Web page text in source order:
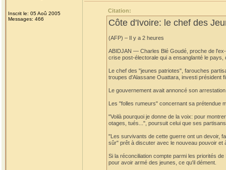
Inscrit le: 05 Aoû 2005
Messages: 466
Citation:
Côte d'Ivoire: le chef des
(AFP) – Il y a 2 heures
ABIDJAN — Charles Blé Goudé, proche de
crise post-électorale qui a ensanglanté le pays,
Le chef des "jeunes patriotes", farouches
troupes d'Alassane Ouattara, investi président
Le gouvernement avait annoncé son
Les "folles rumeurs" concernant sa prétendue
"Voilà pourquoi je donne de la voix: pour
otages, tués...", poursuit celui que ses
"Les survivants de cette guerre ont un devoir,
sûr" prêt à discuter avec le nouveau pouvoir et
Si la réconciliation compte parmi les priorités
pour avoir armé des jeunes, ce qu'il dément.